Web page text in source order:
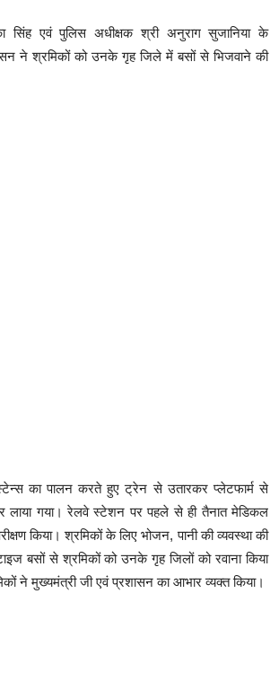
सिंह एवं पुलिस अधीक्षक श्री अनुराग सुजानिया के
ने श्रमिकों को उनके गृह जिले में बसों से भिजवाने की
का पालन करते हुए ट्रेन से उतारकर प्लेटफार्म से
गया। रेलवे स्टेशन पर पहले से ही तैनात मेडिकल
किया। श्रमिकों के लिए भोजन, पानी की व्यवस्था की
बसों से श्रमिकों को उनके गृह जिलों को रवाना किया
ने मुख्यमंत्री जी एवं प्रशासन का आभार व्यक्त किया।